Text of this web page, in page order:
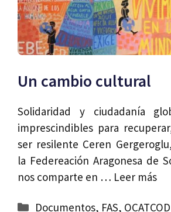
Un cambio cultural
Solidaridad y ciudadanía
imprescindibles para
ser resilente Ceren
la Federeación Aragonesa de
nos comparte en … Leer más
Categorías
Documentos, FAS,